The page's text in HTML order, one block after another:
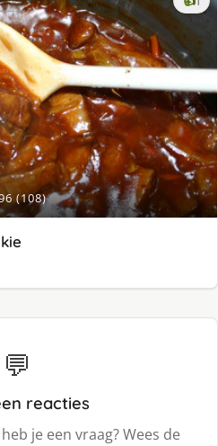
(108)
💬
reacties
je een vraag? Wees de